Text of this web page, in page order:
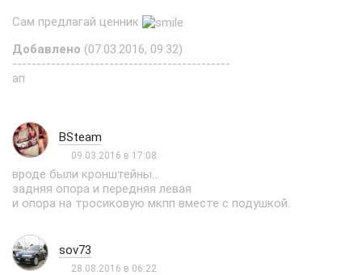
Сам предлагай ценник
Добавлено (07.03.2016, 09:32)
---------------------------------------------
ап
BSteam
09.03.2016 в 17:08
вроде были кронштейны...
задняя опора и передняя левая
и опора на тросиковую мкпп вместе с подушкой.
sov73
28.08.2016 в 06:22